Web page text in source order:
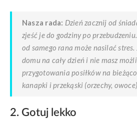
Nasza rada: Dzień zacznij od
zjeść je do godziny po
od samego rana może nasilać
domu na cały dzień i nie masz
przygotowania posiłków na
kanapki i przekąski (orzechy,
2. Gotuj lekko